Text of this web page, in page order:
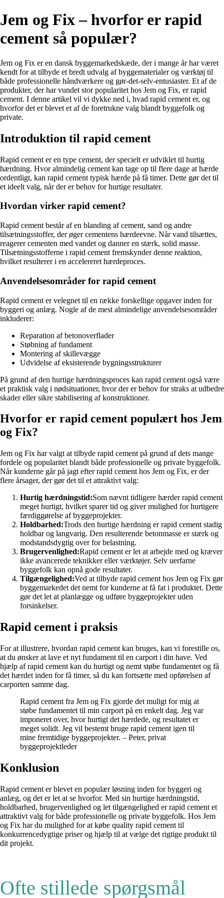
Jem og Fix – hvorfor er rapid
cement så populær?
Jem og Fix er en dansk byggemarkedskæde, der i mange år har været
kendt for at tilbyde et bredt udvalg af byggematerialer og værktøj til
både professionelle håndværkere og gør-det-selv-entusiaster. Et af de
produkter, der har vundet stor popularitet hos Jem og Fix, er rapid
cement. I denne artikel vil vi dykke ned i, hvad rapid cement er, og
hvorfor det er blevet et af de foretrukne valg blandt byggefolk og
private.
Introduktion til rapid cement
Rapid cement er en type cement, der specielt er udviklet til hurtig
hærdning. Hvor almindelig cement kan tage op til flere dage at hærde
ordentligt, kan rapid cement typisk hærde på få timer. Dette gør det til
et ideelt valg, når der er behov for hurtige resultater.
Hvordan virker rapid cement?
Rapid cement består af en blanding af cement, sand og andre
tilsætningsstoffer, der øger cementens hærdeevne. Når vand tilsættes,
reagerer cementen med vandet og danner en stærk, solid masse.
Tilsætningsstofferne i rapid cement fremskynder denne reaktion,
hvilket resulterer i en accelereret hærdeproces.
Anvendelsesområder for rapid cement
Rapid cement er velegnet til en række forskellige opgaver inden for
byggeri og anlæg. Nogle af de mest almindelige anvendelsesområder
inkluderer:
Reparation af betonoverflader
Støbning af fundament
Montering af skillevægge
Udvidelse af eksisterende bygningsstrukturer
På grund af den hurtige hærdningsproces kan rapid cement også være
et praktisk valg i nødsituationer, hvor der er behov for straks at udbedre
skader eller sikre stabilisering af konstruktioner.
Hvorfor er rapid cement populært hos Jem
og Fix?
Jem og Fix har valgt at tilbyde rapid cement på grund af dets mange
fordele og popularitet blandt både professionelle og private byggefolk.
Når kunderne går på jagt efter rapid cement hos Jem og Fix, er der
flere årsager, der gør det til et attraktivt valg:
Hurtig hærdningstid:Som nævnt tidligere hærder rapid cement
meget hurtigt, hvilket sparer tid og giver mulighed for hurtigere
færdiggørelse af byggeprojekter.
Holdbarhed:Trods den hurtige hærdning er rapid cement stadig
holdbar og langvarig. Den resulterende betonmasse er stærk og
modstandsdygtig over for belastning.
Brugervenlighed:Rapid cement er let at arbejde med og kræver
ikke avancerede teknikker eller værktøjer. Selv uerfarne
byggefolk kan opnå gode resultater.
Tilgængelighed:Ved at tilbyde rapid cement hos Jem og Fix gør
byggemarkedet det nemt for kunderne at få fat i produktet. Dette
gør det let at planlægge og udføre byggeprojekter uden
forsinkelser.
Rapid cement i praksis
For at illustrere, hvordan rapid cement kan bruges, kan vi forestille os,
at du ønsker at lave et nyt fundament til en carport i din have. Ved
hjælp af rapid cement kan du hurtigt og nemt støbe fundamentet og få
det hærdet inden for få timer, så du kan fortsætte med opførelsen af
carporten samme dag.
Rapid cement fra Jem og Fix gjorde det muligt for mig at
støbe fundamentet til min carport på en enkelt dag. Jeg var
imponeret over, hvor hurtigt det hærdede, og resultatet er
meget solidt. Jeg vil bestemt bruge rapid cement igen til
mine fremtidige byggeprojekter. – Peter, privat
byggeprojektleder
Konklusion
Rapid cement er blevet en populær løsning inden for byggeri og
anlæg, og det er let at se hvorfor. Med sin hurtige hærdningstid,
holdbarhed, brugervenlighed og let tilgængelighed er rapid cement et
attraktivt valg for både professionelle og private byggefolk. Hos Jem
og Fix har du mulighed for at købe quality rapid cement til
konkurrencedygtige priser og hjælp til at vælge det rigtige produkt til
dit projekt.
Ofte stillede spørgsmål